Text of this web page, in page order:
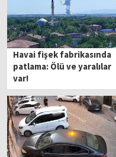
Havai fişek fabrikasında
patlama: Ölü ve yaralılar
var!